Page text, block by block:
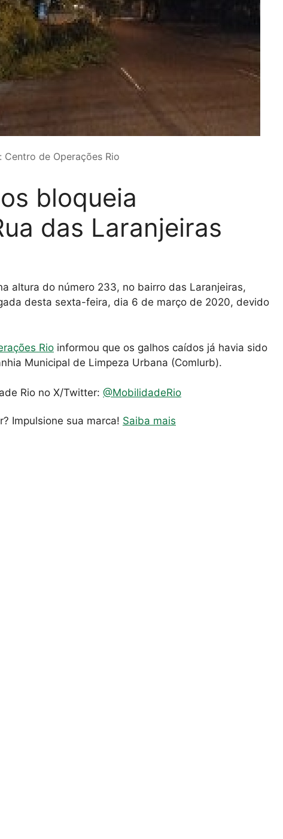
Centro de Operações Rio
bloqueia
das Laranjeiras
altura do número 233, no bairro das Laranjeiras,
desta sexta-feira, dia 6 de março de 2020, devido
Rio informou que os galhos caídos já havia sido
Municipal de Limpeza Urbana (Comlurb).
Rio no X/Twitter: @MobilidadeRio
Impulsione sua marca! Saiba mais